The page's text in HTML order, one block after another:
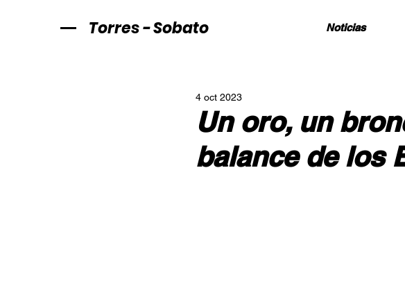
Torres - Sobato Noticias
Un oro, un
balance de los
4 oct 2023